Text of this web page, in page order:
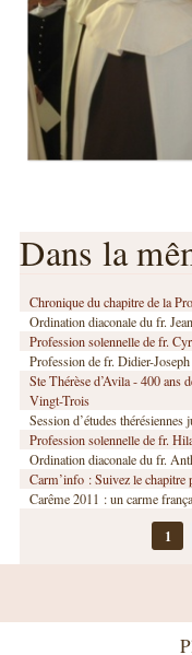
Dans la
Chronique du chapitre de la
Ordination diaconale du fr.
Profession solennelle de fr.
Profession de fr. Didier-
Ste Thérèse d’Avila - 400 ans
Vingt-Trois
Session d’études
Profession solennelle de fr.
Ordination diaconale du fr.
Carm’info : Suivez le chapitre
Carême 2011 : un carme
1